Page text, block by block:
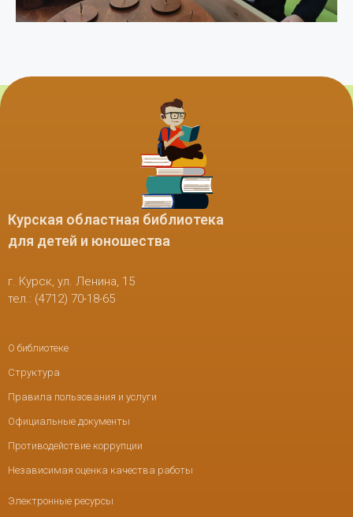
Курская областная библиотека
для детей и юношества
г. Курск, ул. Ленина, 15
тел.: (4712) 70-18-65
О библиотеке
Структура
Правила пользования и услуги
Официальные документы
Противодействие коррупции
Независимая оценка качества работы
Электронные ресурсы